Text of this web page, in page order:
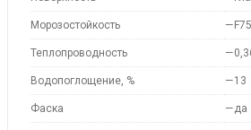
Морозостойкость — F75
Теплопроводность —
Водопоглощение, % —13
Фаска —да